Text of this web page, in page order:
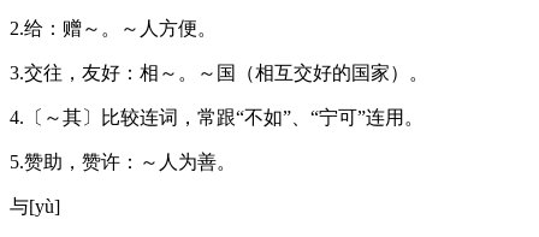
2.给：赠～。～人方便。
3.交往，友好：相～。～国（相互交好的国家）。
4.〔～其〕比较连词，常跟“不如”、“宁可”连用。
5.赞助，赞许：～人为善。
与[yù]